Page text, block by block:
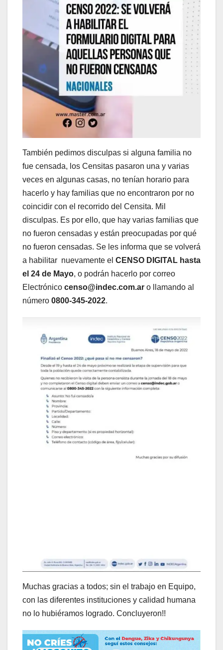
También pedimos disculpas si alguna familia no
fue censada, los Censitas pasaron una y varias
veces en algunas casas, no tenían horario para
hacerlo y hay familias que no encontraron por no
coincidir con el recorrido del Censita. Mil
disculpas. Es por ello, que hay varias familias que
no fueron censadas y están preocupadas por qué
no fueron censadas. Se les informa que se volverá
a habilitar nuevamente el CENSO DIGITAL hasta
el 24 de Mayo, o podrán hacerlo por correo
Electrónico censo@indec.com.ar o llamando al
número 0800-345-2022.
Muchas gracias a todos; sin el trabajo en Equipo,
con las diferentes instituciones y calidad humana
no lo hubiéramos logrado. Concluyeron!!